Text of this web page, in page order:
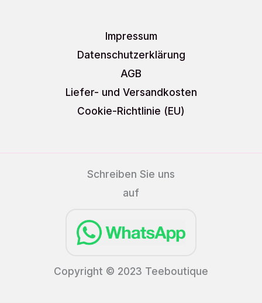
Impressum
Datenschutzerklärung
AGB
Liefer- und Versandkosten
Cookie-Richtlinie (EU)
Schreiben Sie uns
auf
Copyright © 2023 Teeboutique